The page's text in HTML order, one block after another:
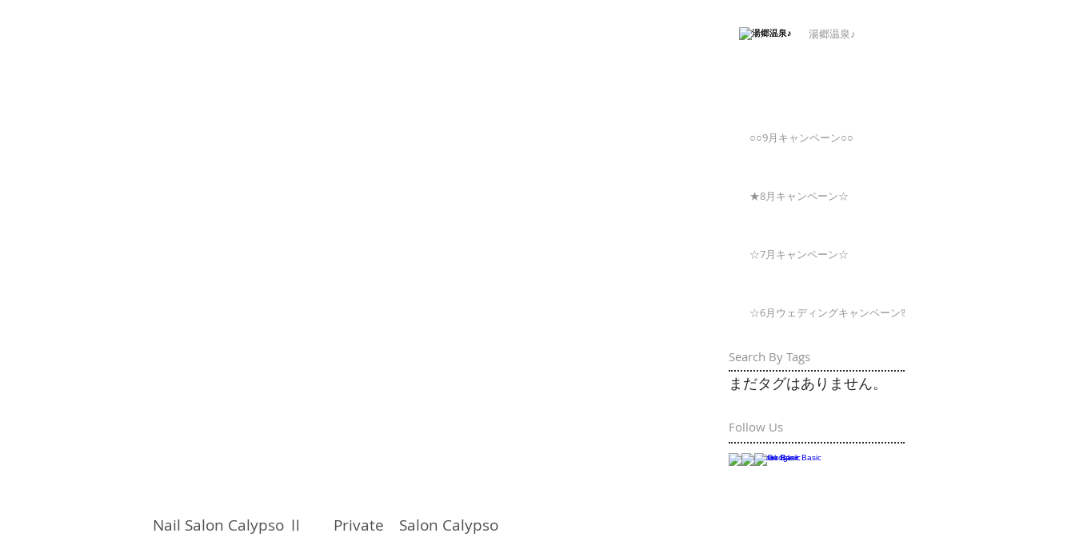
Search By Tags
湯郷温泉♪
○○9月キャンペーン○○
★8月キャンペーン☆
☆7月キャンペーン☆
☆6月ウェディングキャンペーン🌸
まだタグはありません。
Follow Us
Nail Salon Calypso Ⅱ Private Salon Calypso